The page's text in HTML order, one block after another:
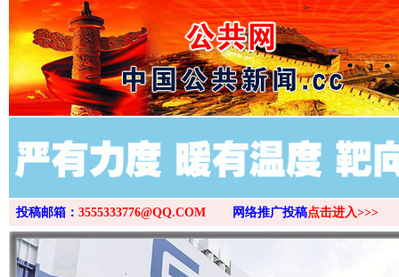
>
投稿邮箱： 3555333776@QQ.COM 网络推广投稿点击进入>>>